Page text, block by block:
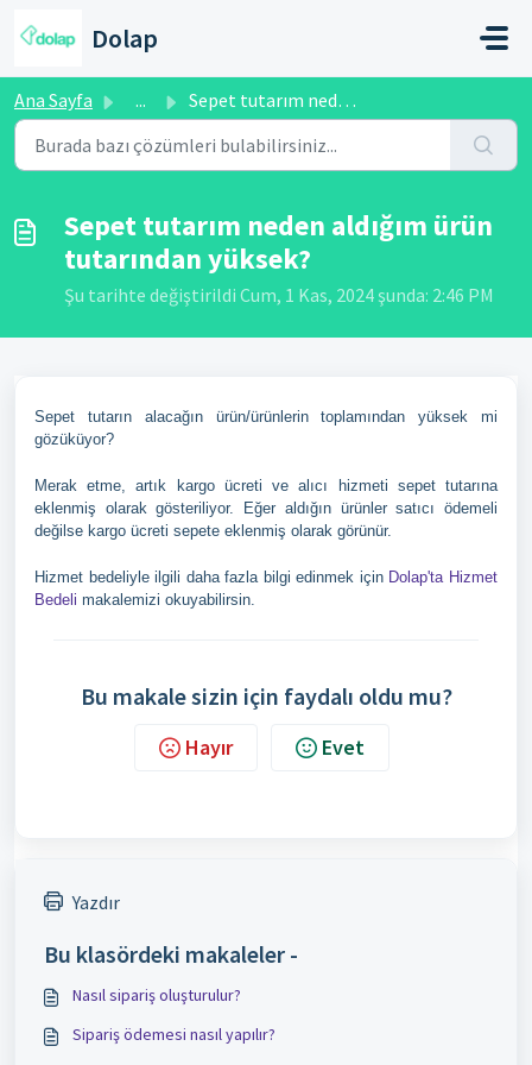
Dolap
Ana Sayfa ... Sepet tutarım neden aldığım ürün tutarından yüksek?
Sepet tutarım neden aldığım ürün
tutarından yüksek?
Şu tarihte değiştirildi Cum, 1 Kas, 2024 şunda: 2:46 PM
Sepet tutarın alacağın ürün/ürünlerin toplamından yüksek mi
gözüküyor?
Merak etme, artık kargo ücreti ve alıcı hizmeti sepet tutarına
eklenmiş olarak gösteriliyor. Eğer aldığın ürünler satıcı ödemeli
değilse kargo ücreti sepete eklenmiş olarak görünür.
Hizmet bedeliyle ilgili daha fazla bilgi edinmek için Dolap'ta Hizmet
Bedeli makalemizi okuyabilirsin.
Bu makale sizin için faydalı oldu mu?
Hayır Evet
Yazdır
Bu klasördeki makaleler -
Nasıl sipariş oluşturulur?
Sipariş ödemesi nasıl yapılır?